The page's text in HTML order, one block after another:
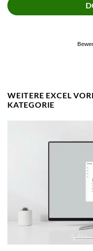
WEITERE EXCEL
KATEGORIE